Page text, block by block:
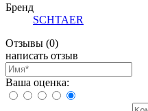
Бренд
SCHTAER
Отзывы (0)
написать отзыв
Ваша оценка: